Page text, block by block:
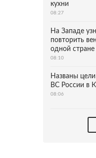
кухни
08:27
На Западе
повторить
одной стране
08:10
Названы
ВС России в
08:06